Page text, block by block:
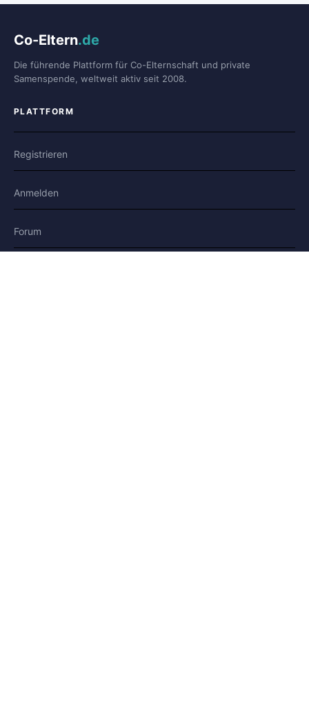
Co-Eltern.de
Die führende Plattform für Co-Elternschaft und private
Samenspende, weltweit aktiv seit 2008.
PLATTFORM
Registrieren
Anmelden
Forum